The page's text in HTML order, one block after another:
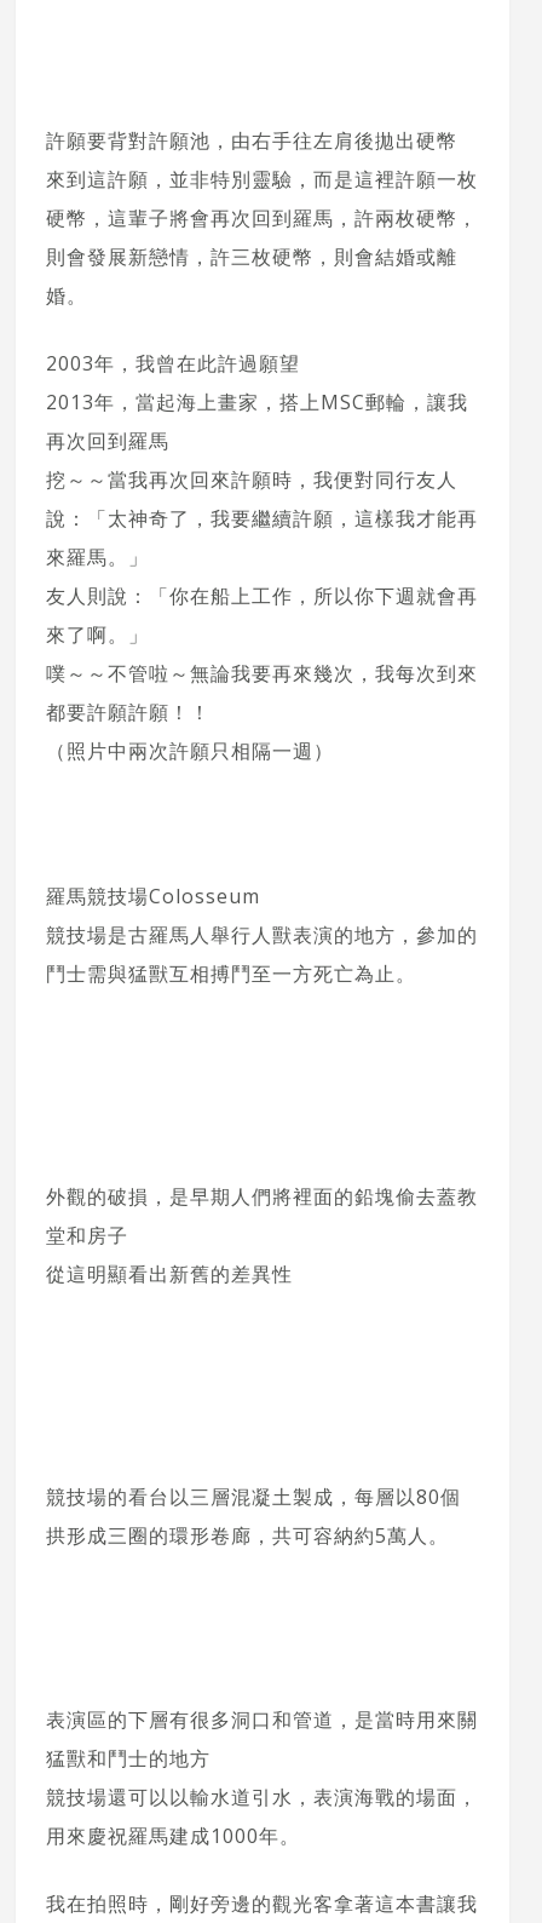
許願要背對許願池，由右手往左肩後拋出硬幣
來到這許願，並非特別靈驗，而是這裡許願一枚
硬幣，這輩子將會再次回到羅馬，許兩枚硬幣，
則會發展新戀情，許三枚硬幣，則會結婚或離
婚。
2003年，我曾在此許過願望
2013年，當起海上畫家，搭上MSC郵輪，讓我
再次回到羅馬
挖～～當我再次回來許願時，我便對同行友人
說：「太神奇了，我要繼續許願，這樣我才能再
來羅馬。」
友人則說：「你在船上工作，所以你下週就會再
來了啊。」
噗～～不管啦～無論我要再來幾次，我每次到來
都要許願許願！！
（照片中兩次許願只相隔一週）
羅馬競技場Colosseum
競技場是古羅馬人舉行人獸表演的地方，參加的
鬥士需與猛獸互相搏鬥至一方死亡為止。
外觀的破損，是早期人們將裡面的鉛塊偷去蓋教
堂和房子
從這明顯看出新舊的差異性
競技場的看台以三層混凝土製成，每層以80個
拱形成三圈的環形卷廊，共可容納約5萬人。
表演區的下層有很多洞口和管道，是當時用來關
猛獸和鬥士的地方
競技場還可以以輸水道引水，表演海戰的場面，
用來慶祝羅馬建成1000年。
我在拍照時，剛好旁邊的觀光客拿著這本書讓我